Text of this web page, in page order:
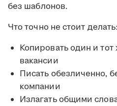
без шаблонов.
Что точно не стоит делать:
Копировать один и тот
вакансии
Писать обезличенно,
компании
Излагать общими